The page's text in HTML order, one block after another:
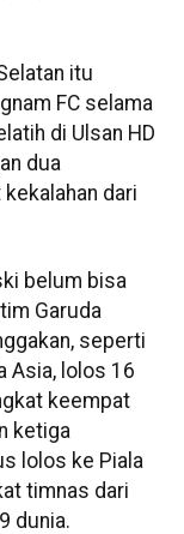
itu
FC selama
di Ulsan HD
dua
dari
belum bisa
Garuda
seperti
Asia, lolos 16
keempat
ketiga
lolos ke Piala
timnas dari
dunia.